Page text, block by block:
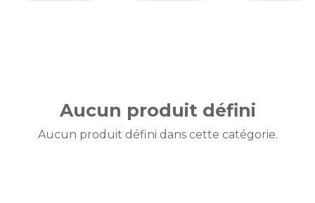
Aucun produit défini
Aucun produit défini dans cette catégorie.